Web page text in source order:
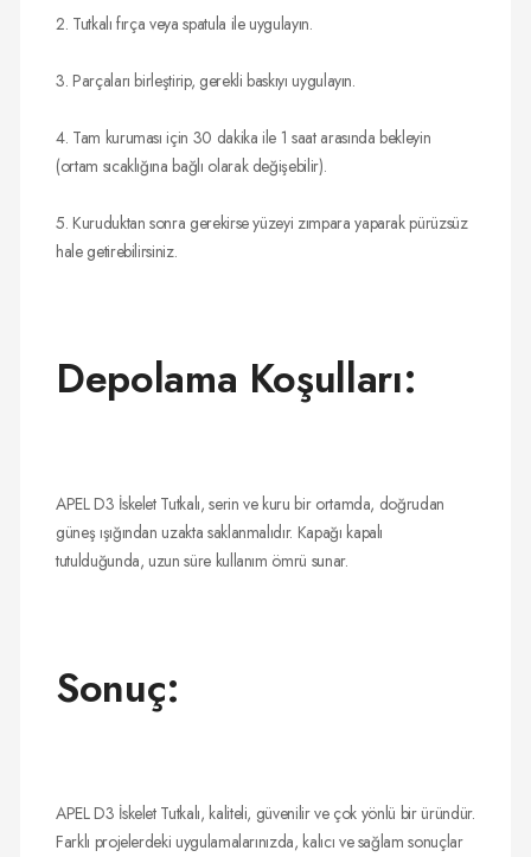
2. Tutkalı fırça veya spatula ile uygulayın.
3. Parçaları birleştirip, gerekli baskıyı uygulayın.
4. Tam kuruması için 30 dakika ile 1 saat arasında bekleyin
(ortam sıcaklığına bağlı olarak değişebilir).
5. Kuruduktan sonra gerekirse yüzeyi zımpara yaparak pürüzsüz
hale getirebilirsiniz.
Depolama Koşulları:
APEL D3 İskelet Tutkalı, serin ve kuru bir ortamda, doğrudan
güneş ışığından uzakta saklanmalıdır. Kapağı kapalı
tutulduğunda, uzun süre kullanım ömrü sunar.
Sonuç:
APEL D3 İskelet Tutkalı, kaliteli, güvenilir ve çok yönlü bir üründür.
Farklı projelerdeki uygulamalarınızda, kalıcı ve sağlam sonuçlar